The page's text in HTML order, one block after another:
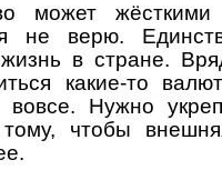
может жёсткими
я не верю.
в стране.
какие-то
вовсе. Нужно
чтобы